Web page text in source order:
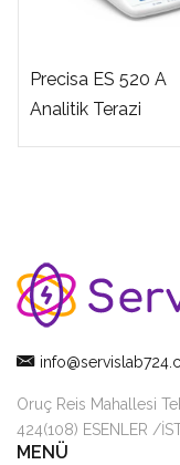
Precisa ES 520 A
Analitik Terazi
Oruç Reis Mahallesi
424(108) ESENLER /
MENÜ